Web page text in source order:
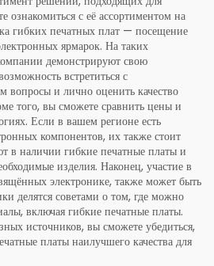
ознакомиться с её ассортиментом на
гибких печатных плат — посещение
ярмарок. На таких
демонстрируют свою
встретиться с
вопросы и лично оценить качество
того, вы сможете сравнить цены и
Если в вашем регионе есть
компонентов, их также стоит
в наличии гибкие печатные платы и
изделия. Наконец, участие в
электронике, также может быть
делятся советами о том, где можно
включая гибкие печатные платы.
источников, вы сможете убедиться,
платы наилучшего качества для